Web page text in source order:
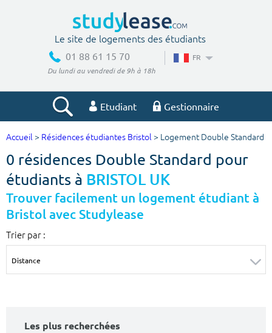
Le site de logements des étudiants
01 88 61 15 70
Du lundi au vendredi de 9h à 18h
FR
Etudiant Gestionnaire
Votre recherche
Ville, école
Accueil > Résidences étudiantes Bristol > Logement Double Standard
0 résidences Double Standard pour
étudiants à BRISTOL UK
Trouver facilement un logement étudiant à
Bristol avec Studylease
Trier par :
Les plus recherchées